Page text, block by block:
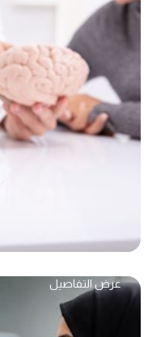
عرض التفاصيل